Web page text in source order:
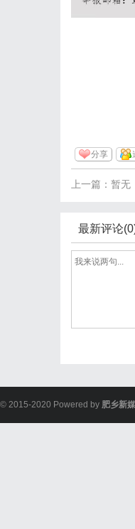
分享
上一篇：暂无
最新评论
© 2015-2020 Powered by 肥乡新